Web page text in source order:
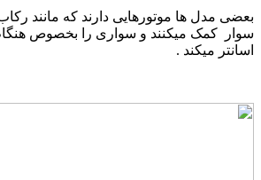
ها موتورهایی دارند که مانند رکاب زدن
میکنند و سواری را بخصوص هنگام بالا
میکند .